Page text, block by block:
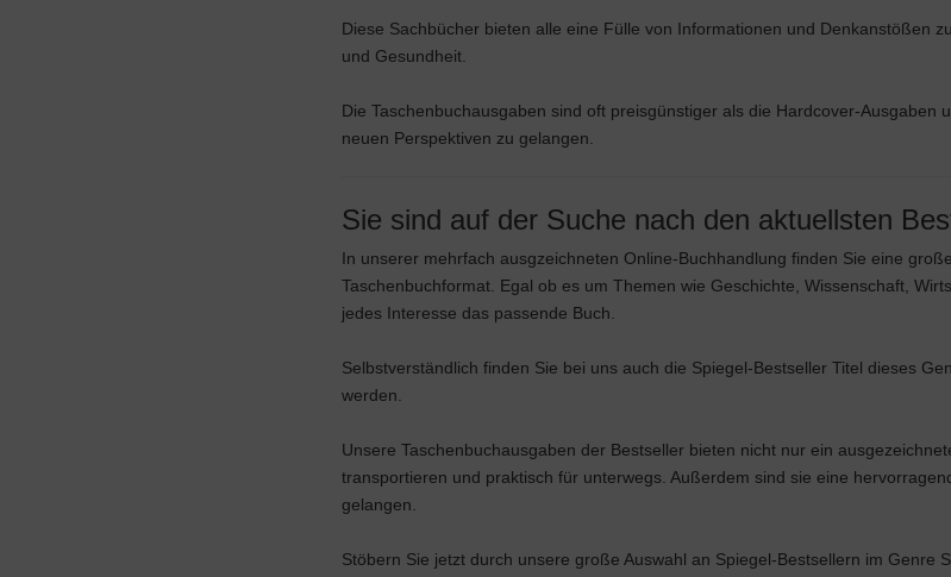
Diese Sachbücher bieten alle eine Fülle von Informationen und Denkanstößen
und Gesundheit.
Die Taschenbuchausgaben sind oft preisgünstiger als die Hardcover-
neuen Perspektiven zu gelangen.
Sie sind auf der Suche nach den aktuellsten
In unserer mehrfach ausgzeichneten Online-Buchhandlung finden Sie eine
Taschenbuchformat. Egal ob es um Themen wie Geschichte, Wissenschaft,
jedes Interesse das passende Buch.
Selbstverständlich finden Sie bei uns auch die Spiegel-Bestseller Titel dieses
werden.
Unsere Taschenbuchausgaben der Bestseller bieten nicht nur ein
transportieren und praktisch für unterwegs. Außerdem sind sie eine
gelangen.
Stöbern Sie jetzt durch unsere große Auswahl an Spiegel-Bestsellern im Genre